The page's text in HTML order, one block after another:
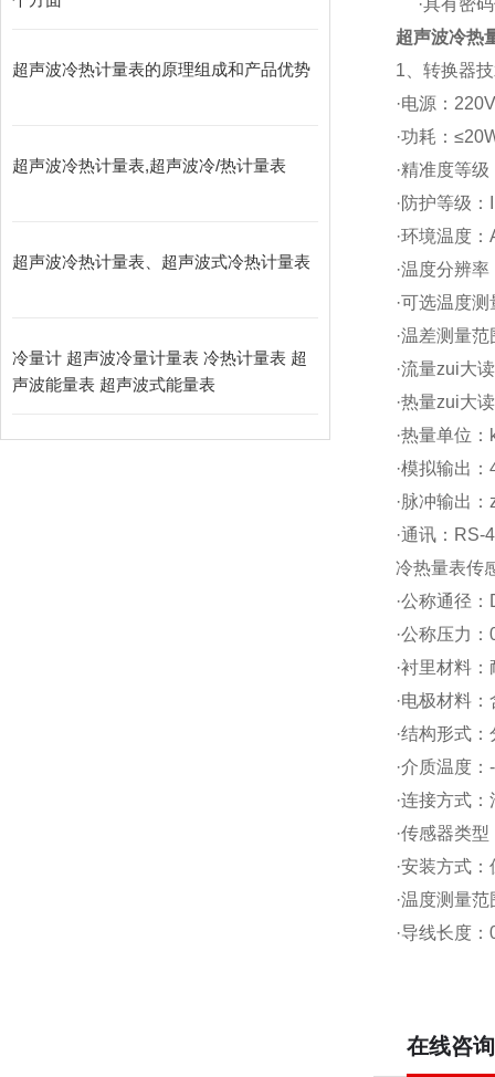
超声波冷热计量表的原理组成和产品优势
超声波冷热计量表,超声波冷/热计量表
超声波冷热计量表、超声波式冷热计量表
冷量计 超声波冷量计量表 冷热计量表 超
声波能量表 超声波式能量表
·具有密码
超声波冷热
1、转换器
·电源：
·功耗：
·精准度等
·防护等级：
·环境温度：
·温度分辨
·可选温度
·温差测量
·流量zui大
·热量zui大
·热量单位
·模拟输出
·脉冲输出
·通讯：
冷热量表传
·公称通径
·公称压力
·衬里材料
·电极材料
·结构形式
·介质温度
·连接方式
·传感器类
·安装方式
·温度测量
·导线长度
在线咨询